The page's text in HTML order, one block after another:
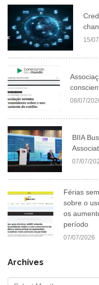
15/
08/07/
BIIA
07/07/
Férias
sobre o
os
período
07/07/2026
Archives